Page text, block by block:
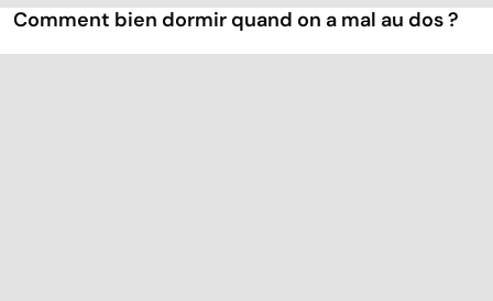
Comment bien dormir quand on a mal au dos ?